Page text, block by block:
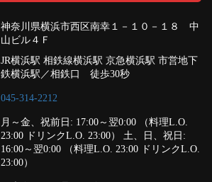
神奈川県横浜市西区南幸１－１０－１８ 中
山ビル４Ｆ
JR横浜駅 相鉄線横浜駅 京急横浜駅 市営地下
鉄横浜駅／相鉄口 徒歩30秒
045-314-2212
月～金、祝前日: 17:00～翌0:00 （料理L.O.
23:00 ドリンクL.O. 23:00） 土、日、祝日:
16:00～翌0:00 （料理L.O. 23:00 ドリンクL.O.
23:00）